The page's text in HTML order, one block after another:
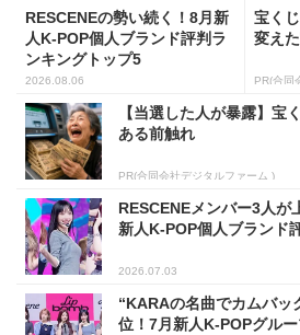
RESCENEの勢い続く！8月新
人K-POP個人ブランド評判ラ
ンキングトップ5
2026.08.06
宝く
変え
PR(合同
【当選した人が暴露】宝
ある前触れ
PR(合同会社デジタルファーム )
RESCENEメンバー3人が
新人K-POP個人ブランド
2026.07.03
“KARAの名曲でカムバッ
位！7月新人K-POPグル